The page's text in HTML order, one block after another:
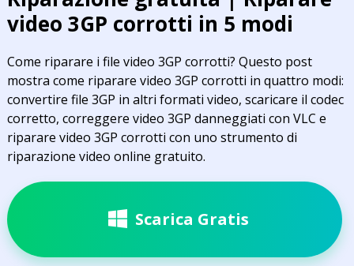
video 3GP corrotti in 5 modi
Come riparare i file video 3GP corrotti? Questo post
mostra come riparare video 3GP corrotti in quattro modi:
convertire file 3GP in altri formati video, scaricare il codec
corretto, correggere video 3GP danneggiati con VLC e
riparare video 3GP corrotti con uno strumento di
riparazione video online gratuito.
Scarica Gratis